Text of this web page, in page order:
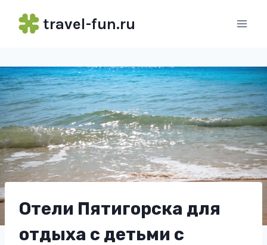
travel-fun.ru
Отели Пятигорска для
отдыха с детьми с